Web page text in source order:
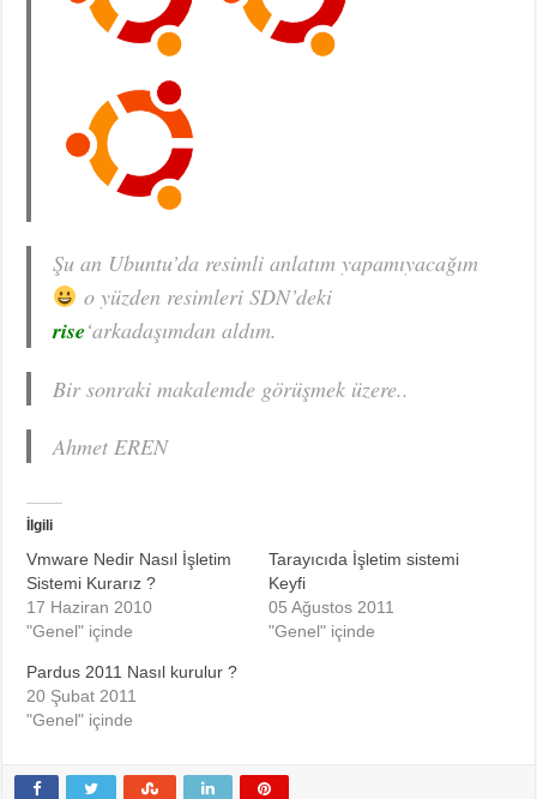
Şu an Ubuntu’da resimli anlatım yapamıyacağım
o yüzden resimleri SDN’deki
rise‘arkadaşımdan aldım.
Bir sonraki makalemde görüşmek üzere..
Ahmet EREN
İlgili
Vmware Nedir Nasıl İşletim
Sistemi Kurarız ?
17 Haziran 2010
"Genel" içinde
Tarayıcıda İşletim sistemi
Keyfi
05 Ağustos 2011
"Genel" içinde
Pardus 2011 Nasıl kurulur ?
20 Şubat 2011
"Genel" içinde